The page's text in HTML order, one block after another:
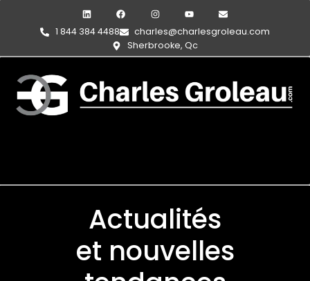
1 844 384 4488
charles@charlesgroleau.com
Sherbrooke, Qc
Actualités
et nouvelles